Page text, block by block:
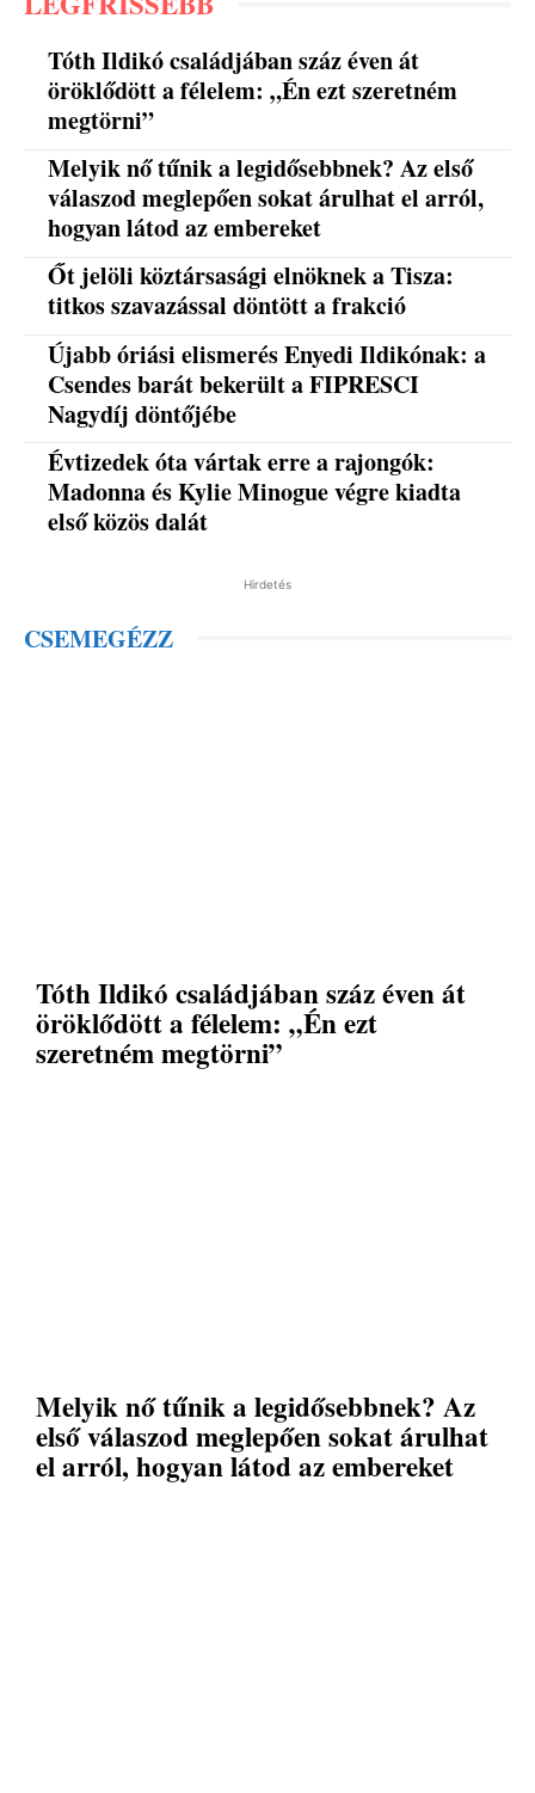
Tóth Ildikó családjában száz éven át
öröklődött a félelem: „Én ezt szeretném
megtörni”
Melyik nő tűnik a legidősebbnek? Az első
válaszod meglepően sokat árulhat el arról,
hogyan látod az embereket
Őt jelöli köztársasági elnöknek a Tisza:
titkos szavazással döntött a frakció
Újabb óriási elismerés Enyedi Ildikónak: a
Csendes barát bekerült a FIPRESCI
Nagydíj döntőjébe
Évtizedek óta vártak erre a rajongók:
Madonna és Kylie Minogue végre kiadta
első közös dalát
Hirdetés
CSEMEGÉZZ
Tóth Ildikó családjában száz éven át
öröklődött a félelem: „Én ezt
szeretném megtörni”
Melyik nő tűnik a legidősebbnek? Az
első válaszod meglepően sokat árulhat
el arról, hogyan látod az embereket